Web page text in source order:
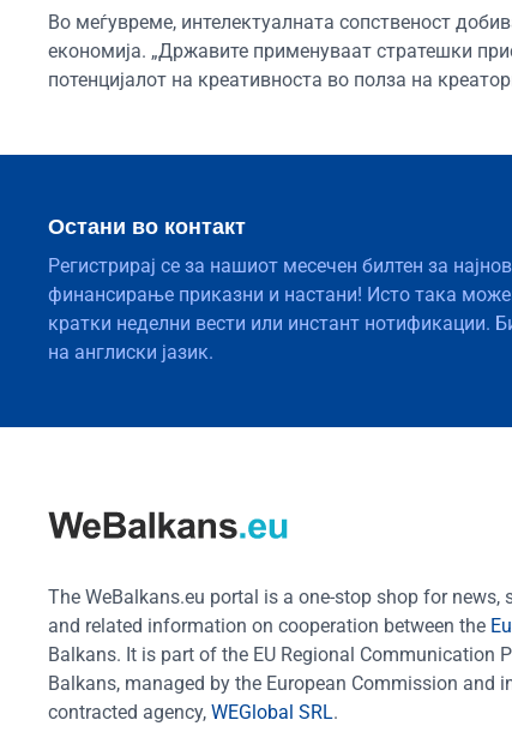
Во меѓувреме, интелектуалната сопственост
економија. „Државите применуваат стратешки
потенцијалот на креативноста во полза на
Остани во контакт
Регистрирај се за нашиот месечен билтен за
финансирање приказни и настани! Исто така
кратки неделни вести или инстант нотификации.
на англиски јазик.
The WeBalkans.eu portal is a one-stop shop for
and related information on cooperation between the
Balkans. It is part of the EU Regional Communication
Balkans, managed by the European Commission and
contracted agency, WEGlobal SRL.